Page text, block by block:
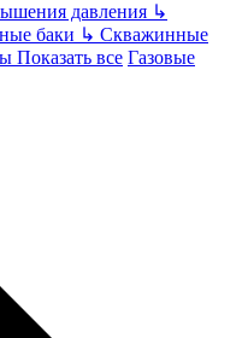
давления ↳
баки ↳ Скважинные
Показать все Газовые